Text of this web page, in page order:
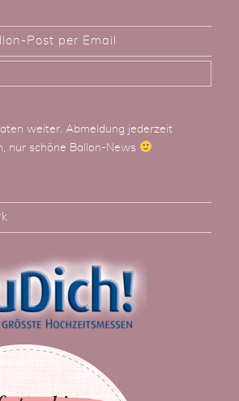
Post per Email
weiter. Abmeldung jederzeit
nur schöne Ballon-News